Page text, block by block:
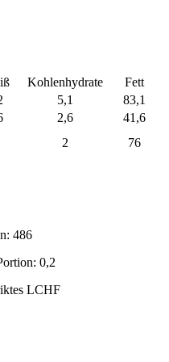
Kohlenhydrate
Fett
5,1
83,1
2,6
41,6
2 76
486
0,2
LCHF